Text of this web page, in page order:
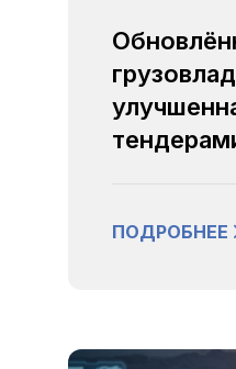
ПОДРОБНЕЕ